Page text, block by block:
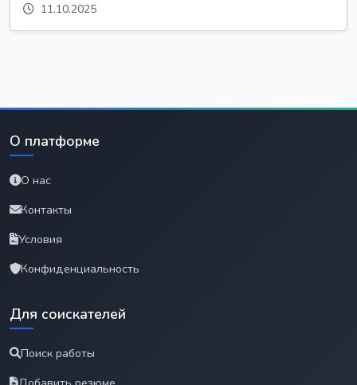
11.10.2025
О платформе
О нас
Контакты
Условия
Конфиденциальность
Для соискателей
Поиск работы